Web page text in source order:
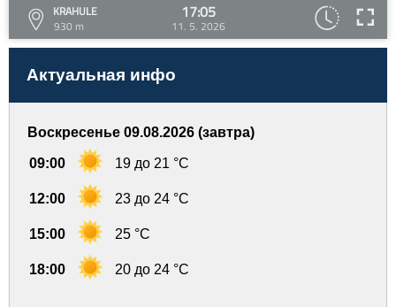
KRAHULE
930 m
17:05
11. 5. 2026
Актуальная инфо
Воскресенье 09.08.2026 (завтра)
09:00 19 до 21 °C
12:00 23 до 24 °C
15:00 25 °C
18:00 20 до 24 °C